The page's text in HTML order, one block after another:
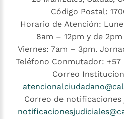
Código Postal:
Horario de Atención:
8am – 12pm y de
Viernes: 7am – 3pm.
Teléfono Conmutador: +57
Correo
Correo de notificaciones